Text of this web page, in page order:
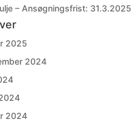
– Ansøgningsfrist: 31.3.2025
2025
2024
2024